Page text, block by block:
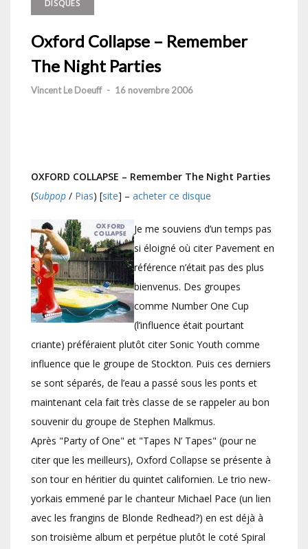
DISQUES
Oxford Collapse – Remember
The Night Parties
Vincent Le Doeuff - 16 novembre 2006
OXFORD COLLAPSE – Remember The Night Parties
(Subpop / Pias) [site] – acheter ce disque
Je me souviens d’un temps pas
si éloigné où citer Pavement en
référence n’était pas des plus
bienvenus. Des groupes
comme Number One Cup
(l’influence était pourtant
criante) préféraient plutôt citer Sonic Youth comme
influence que le groupe de Stockton. Puis ces derniers
se sont séparés, de l’eau a passé sous les ponts et
maintenant cela fait très classe de se rappeler au bon
souvenir du groupe de Stephen Malkmus.
Après "Party of One" et "Tapes N’ Tapes" (pour ne
citer que les meilleurs), Oxford Collapse se présente à
son tour en héritier du quintet californien. Le trio new-
yorkais emmené par le chanteur Michael Pace (un lien
avec les frangins de Blonde Redhead?) en est déjà à
son troisième album et perpétue plutôt le coté Spiral